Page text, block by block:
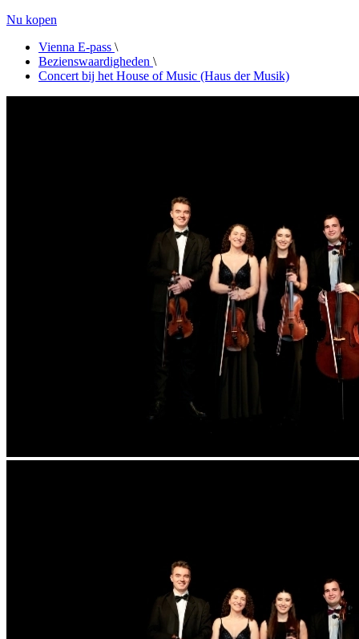
Nu kopen
Vienna E-pass \
Bezienswaardigheden \
Concert bij het House of Music (Haus der Musik)